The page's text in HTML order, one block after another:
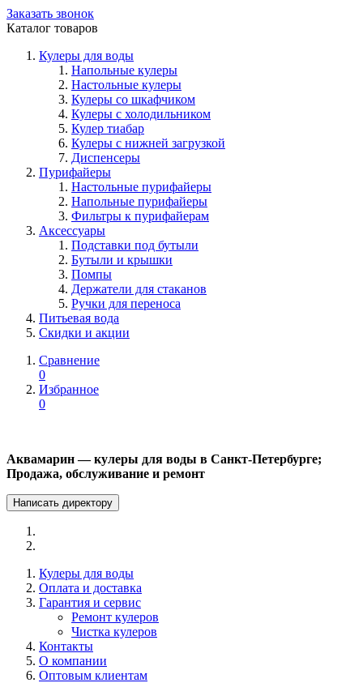
Заказать звонок
Каталог товаров
Кулеры для воды
Напольные кулеры
Настольные кулеры
Кулеры со шкафчиком
Кулеры с холодильником
Кулер тиабар
Кулеры с нижней загрузкой
Диспенсеры
Пурифайеры
Настольные пурифайеры
Напольные пурифайеры
Фильтры к пурифайерам
Аксессуары
Подставки под бутыли
Бутыли и крышки
Помпы
Держатели для стаканов
Ручки для переноса
Питьевая вода
Скидки и акции
Сравнение
0
Избранное
0
Аквамарин — кулеры для воды в Санкт-Петербурге;
Продажа, обслуживание и ремонт
Написать директору
Кулеры для воды
Оплата и доставка
Гарантия и сервис
Ремонт кулеров
Чистка кулеров
Контакты
О компании
Оптовым клиентам